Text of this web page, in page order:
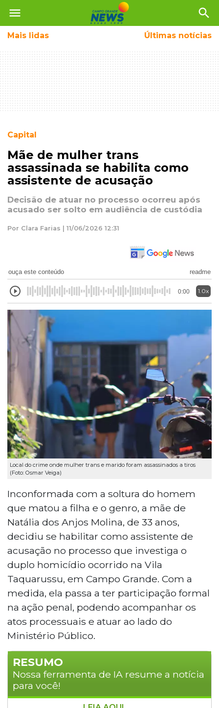
menu search
Mais lidas Últimas notícias
Capital
Mãe de mulher trans
assassinada se habilita como
assistente de acusação
Decisão de atuar no processo ocorreu após
acusado ser solto em audiência de custódia
Por Clara Farias | 11/06/2026 12:31
ouça este conteúdo readme
0:00 1.0x
Local do crime onde mulher trans e marido foram assassinados a tiros
(Foto: Osmar Veiga)
Inconformada com a soltura do homem
que matou a filha e o genro, a mãe de
Natália dos Anjos Molina, de 33 anos,
decidiu se habilitar como assistente de
acusação no processo que investiga o
duplo homicídio ocorrido na Vila
Taquarussu, em Campo Grande. Com a
medida, ela passa a ter participação formal
na ação penal, podendo acompanhar os
atos processuais e atuar ao lado do
Ministério Público.
RESUMO
Nossa ferramenta de IA resume a notícia
para você!